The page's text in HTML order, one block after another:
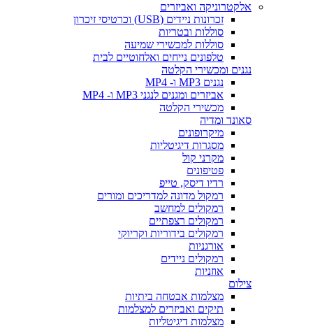
אלקטרוניקה ואביזרים
זכרונות ניידים (USB) וכרטיסי זיכרון
סוללות ובטריות
סוללות למכשירי שמיעה
טלפונים נייחים ואלחוטיים לבית
נגנים ומכשירי הקלטה
נגנים MP3 ו- MP4
אביזרים ומגנים לנגני MP3 ו- MP4
מכשירי הקלטה
סאונד ומדיה
מיקרופונים
מסגרות דיגיטליות
מקרני קול
פטיפונים
רדיו דיסק, טייפ
רמקול מדונה למדריכים ומורים
רמקולים למחשב
רמקולים רצפתיים
רמקולים בידוריות וקריוקי
אורגניות
רמקולים ניידים
אוזניות
צילום
מצלמות אבטחה ביתיות
תיקים ואביזרים למצלמות
מצלמות דיגיטליות